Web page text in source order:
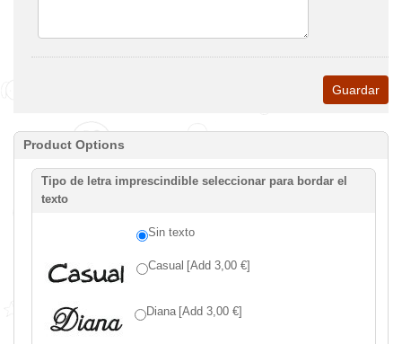
Product Options
Tipo de letra imprescindible seleccionar para bordar el
texto
Sin texto
Casual [Add 3,00 €]
Diana [Add 3,00 €]